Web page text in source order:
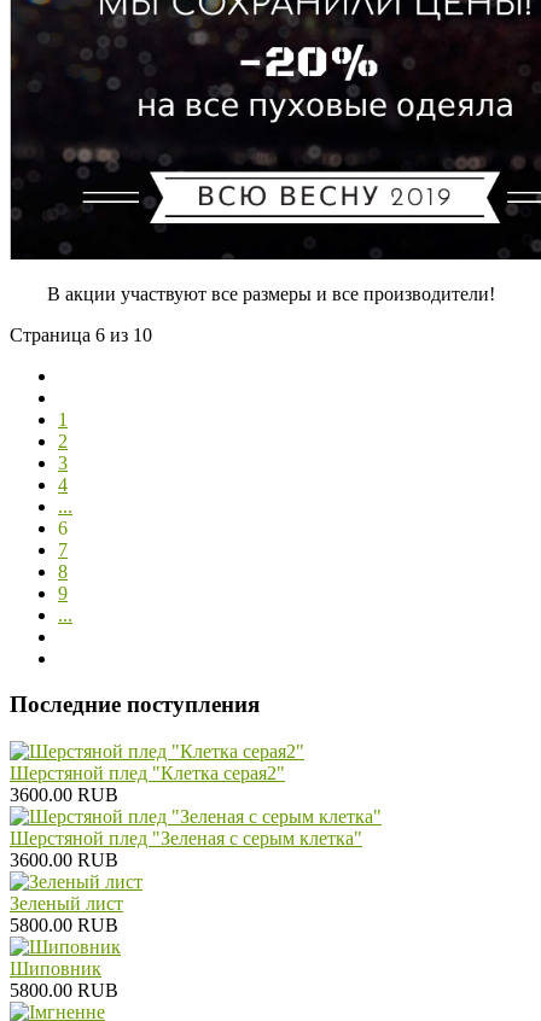
В акции участвуют все размеры и все производители!
Страница 6 из 10
1
2
3
4
...
6
7
8
9
...
Последние поступления
Шерстяной плед "Клетка серая2"
3600.00 RUB
Шерстяной плед "Зеленая с серым клетка"
3600.00 RUB
Зеленый лист
5800.00 RUB
Шиповник
5800.00 RUB